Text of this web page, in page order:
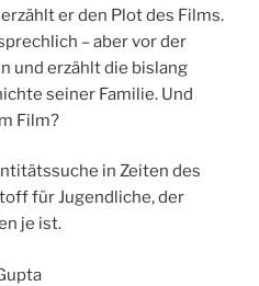
er den Plot des Films.
– aber vor der
und erzählt die bislang
seiner Familie. Und
Film?
in Zeiten des
für Jugendliche, der
je ist.